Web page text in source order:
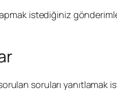
istediğiniz
soruları